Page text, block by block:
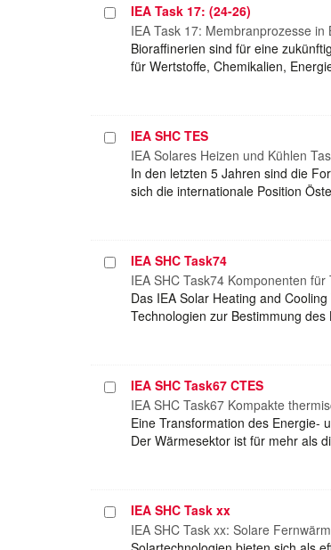
Projekt
auswählen
IEA Task 17: (24-26)
IEA Task 17: Membranprozesse
Bioraffinerien sind für eine
für Wertstoffe, Chemikalien,
Projekt
auswählen
IEA SHC TES
IEA Solares Heizen und Kühlen
In den letzten 5 Jahren sind die
sich die internationale Position
Projekt
auswählen
IEA SHC Task74
IEA SHC Task74 Komponenten
Das IEA Solar Heating and
Technologien zur Bestimmung
Projekt
auswählen
IEA SHC Task67 CTES
IEA SHC Task67 Kompakte
Eine Transformation des Energie-
Der Wärmesektor ist für mehr als
Projekt
auswählen
IEA SHC Task xx
IEA SHC Task xx: Solare